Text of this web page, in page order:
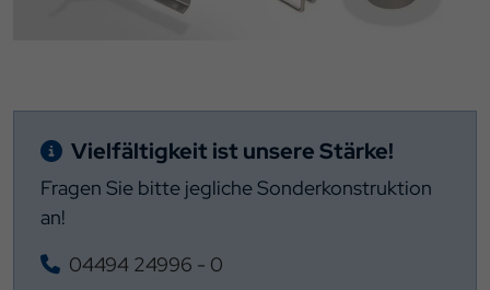
Vielfältigkeit ist unsere Stärke!
Fragen Sie bitte jegliche Sonderkonstruktion
an!
04494 24996 - 0